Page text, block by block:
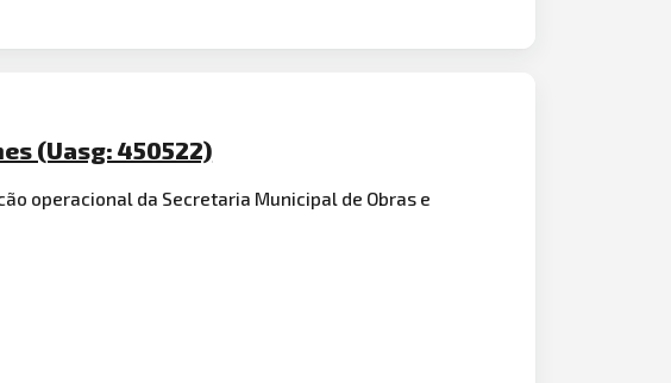
(Uasg: 450522)
operacional da Secretaria Municipal de Obras e